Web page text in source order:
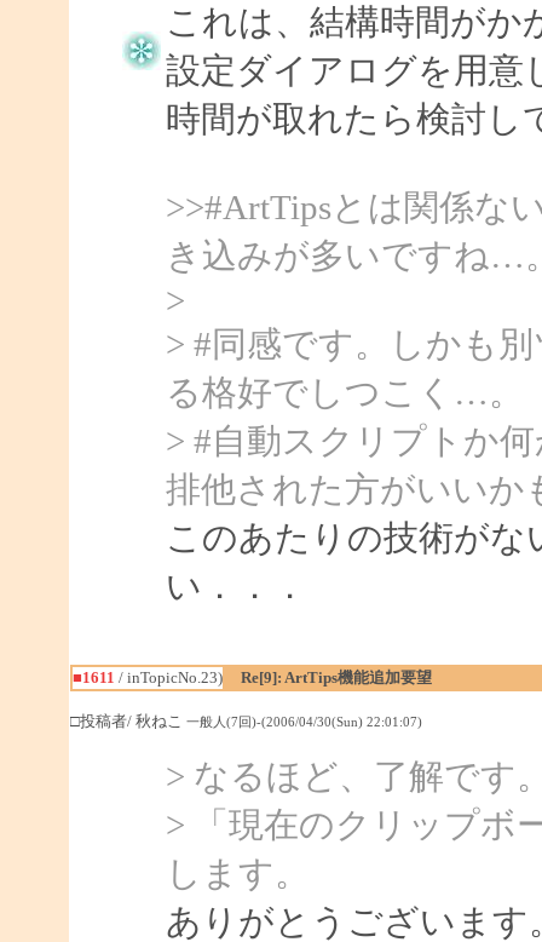
これは、結構時間がか
設定ダイアログを用意
時間が取れたら検討し
>>#ArtTipsとは関係な
き込みが多いですね…
>
> #同感です。しかも
る格好でしつこく…。
> #自動スクリプトか
排他された方がいいか
このあたりの技術が
い．．．
■1611 / inTopicNo.23) Re[9]: ArtTips機能追加要望
□投稿者/ 秋ねこ 一般人(7回)-(2006/04/30(Sun) 22:01:07)
> なるほど、了解です
> 「現在のクリップボ
します。
ありがとうございま